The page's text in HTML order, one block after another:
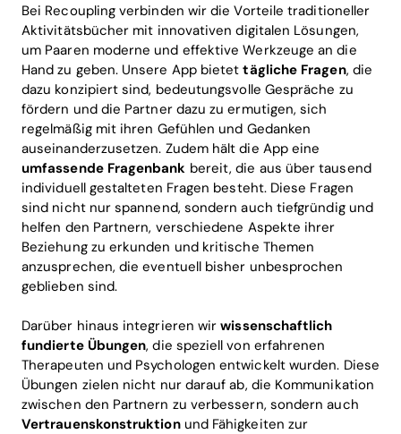
Bei Recoupling verbinden wir die Vorteile traditioneller
Aktivitätsbücher mit innovativen digitalen Lösungen,
um Paaren moderne und effektive Werkzeuge an die
Hand zu geben. Unsere App bietettägliche Fragen, die
dazu konzipiert sind, bedeutungsvolle Gespräche zu
fördern und die Partner dazu zu ermutigen, sich
regelmäßig mit ihren Gefühlen und Gedanken
auseinanderzusetzen. Zudem hält die App eine
umfassende Fragenbank bereit, die aus über tausend
individuell gestalteten Fragen besteht. Diese Fragen
sind nicht nur spannend, sondern auch tiefgründig und
helfen den Partnern, verschiedene Aspekte ihrer
Beziehung zu erkunden und kritische Themen
anzusprechen, die eventuell bisher unbesprochen
geblieben sind.
Darüber hinaus integrieren wirwissenschaftlich
fundierte Übungen, die speziell von erfahrenen
Therapeuten und Psychologen entwickelt wurden. Diese
Übungen zielen nicht nur darauf ab, die Kommunikation
zwischen den Partnern zu verbessern, sondern auch
Vertrauenskonstruktionund Fähigkeiten zur